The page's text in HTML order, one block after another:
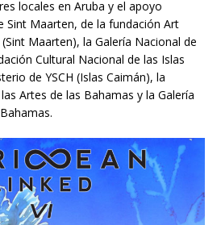
locales en Aruba y el apoyo
Sint Maarten, de la fundación Art
(Sint Maarten), la Galería Nacional de
Cultural Nacional de las Islas
de YSCH (Islas Caimán), la
Artes de las Bahamas y la Galería